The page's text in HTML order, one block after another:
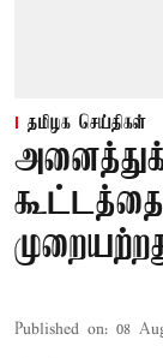
தமிழக செய்திகள்
கூட்டத்தை
Published on: 08